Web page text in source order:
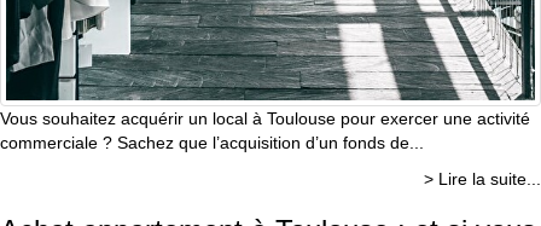
Vous souhaitez acquérir un local à Toulouse pour exercer une activité
commerciale ? Sachez que l’acquisition d’un fonds de...
> Lire la suite...